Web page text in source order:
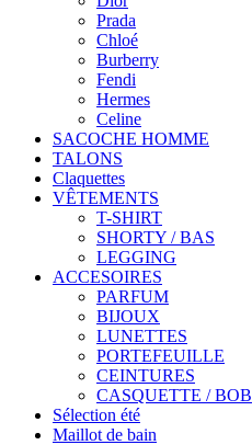
Prada
Chloé
Burberry
Fendi
Hermes
Celine
SACOCHE HOMME
TALONS
Claquettes
VÊTEMENTS
T-SHIRT
SHORTY / BAS
LEGGING
ACCESOIRES
PARFUM
BIJOUX
LUNETTES
PORTEFEUILLE
CEINTURES
CASQUETTE / BOB
Sélection été
Maillot de bain